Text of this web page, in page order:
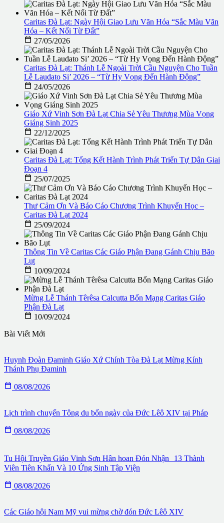
Caritas Đà Lạt: Ngày Hội Giao Lưu Văn Hóa “Sắc Màu Văn
Hóa – Kết Nối Từ Đất”
 27/05/2026
Caritas Đà Lạt: Thánh Lễ Ngoài Trời Cầu Nguyện Cho Tuần
Lễ Laudato Si’ 2026 – “Từ Hy Vọng Đến Hành Động”
 24/05/2026
Giáo Xứ Vinh Sơn Đà Lạt Chia Sẻ Yêu Thương Mùa Vọng
Giáng Sinh 2025
 22/12/2025
Caritas Đà Lạt: Tổng Kết Hành Trình Phát Triển Tự Dân Giai
Đoạn 4
 25/07/2025
Thư Cảm Ơn Và Báo Cáo Chương Trình Khuyến Học –
Caritas Đà Lạt 2024
 25/09/2024
Thông Tin Về Caritas Các Giáo Phận Đang Gánh Chịu Bão
Lụt
 10/09/2024
Mừng Lễ Thánh Têrêsa Calcutta Bổn Mạng Caritas Giáo
Phận Đà Lạt
 10/09/2024
Bài Viết Mới
Huynh Đoàn Đaminh Giáo Xứ Chính Tòa Đà Lạt Mừng Kính
Thánh Phụ Đaminh
 08/08/2026
Lịch trình chuyến Tông du bốn ngày của Đức Lêô XIV tại Pháp
 08/08/2026
Tu Hội Truyền Giáo Vinh Sơn Hân hoan Đón Nhận 13 Thành
Viên Tiên Khấn Và 10 Ứng Sinh Tập Viện
 08/08/2026
Các Giáo hội Nam Mỹ vui mừng chờ đón Đức Lêô XIV